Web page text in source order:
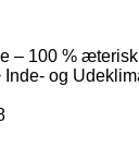
– 100 % æterisk
Inde- og